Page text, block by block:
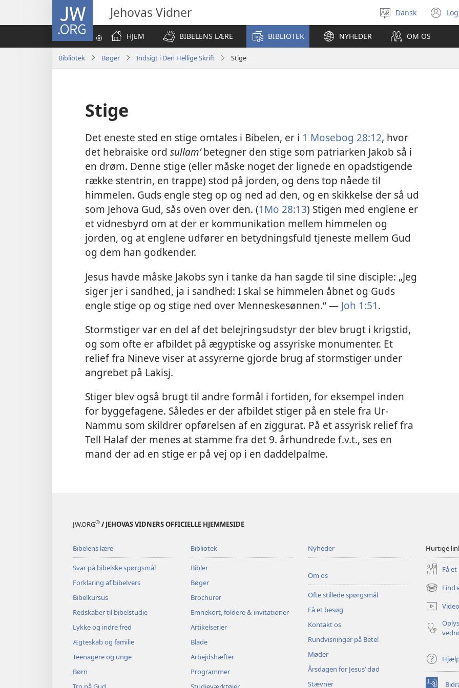
JW.ORG Jehovas Vidner
Vælg
sprog
Dansk
HJEM
BIBELENS LÆRE BIBLIOTEK NYHEDER OM OS
Bibliotek Bøger Indsigt i Den Hellige Skrift Stige
Stige
Det eneste sted en stige omtales i Bibelen, er i 1 Mosebog 28:12, hvor
det hebraiske ord sullamʹbetegner den stige som patriarken Jakob så i
en drøm. Denne stige (eller måske noget der lignede en opadstigende
række stentrin, en trappe) stod på jorden, og dens top nåede til
himmelen. Guds engle steg op og ned ad den, og en skikkelse der så ud
som Jehova Gud, sås oven over den. (1Mo 28:13) Stigen med englene er
et vidnesbyrd om at der er kommunikation mellem himmelen og
jorden, og at englene udfører en betydningsfuld tjeneste mellem Gud
og dem han godkender.
Jesus havde måske Jakobs syn i tanke da han sagde til sine disciple: „Jeg
siger jer i sandhed, ja i sandhed: I skal se himmelen åbnet og Guds
engle stige op og stige ned over Menneskesønnen.“ — Joh 1:51.
Stormstiger var en del af det belejringsudstyr der blev brugt i krigstid,
og som ofte er afbildet på ægyptiske og assyriske monumenter. Et
relief fra Nineve viser at assyrerne gjorde brug af stormstiger under
angrebet på Lakisj.
Stiger blev også brugt til andre formål i fortiden, for eksempel inden
for byggefagene. Således er der afbildet stiger på en stele fra Ur-
Nammu som skildrer opførelsen af en ziggurat. På et assyrisk relief fra
Tell Halaf der menes at stamme fra det 9. århundrede f.v.t., ses en
mand der ad en stige er på vej op i en daddelpalme.
JW.ORG® / JEHOVAS VIDNERS OFFICIELLE HJEMMESIDE
Bibelens lære
Svar på bibelske spørgsmål
Forklaring af bibelvers
Bibelkursus
Redskaber til bibelstudie
Lykke og indre fred
Ægteskab og familie
Teenagere og unge
Børn
Bibliotek
Bibler
Bøger
Brochurer
Emnekort, foldere & invitationer
Artikelserier
Blade
Arbejdshæfter
Programmer
Nyheder
Om os
Ofte stillede spørgsmål
Få et besøg
Kontakt os
Rundvisninger på Betel
Møder
Årsdagen for Jesus’ død
Stævner
Hurtige
Få
Find
(åbner
nyt
vindue)